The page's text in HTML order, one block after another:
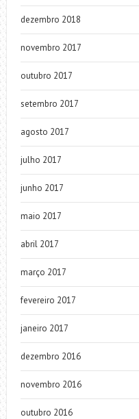
dezembro 2018
novembro 2017
outubro 2017
setembro 2017
agosto 2017
julho 2017
junho 2017
maio 2017
abril 2017
março 2017
fevereiro 2017
janeiro 2017
dezembro 2016
novembro 2016
outubro 2016